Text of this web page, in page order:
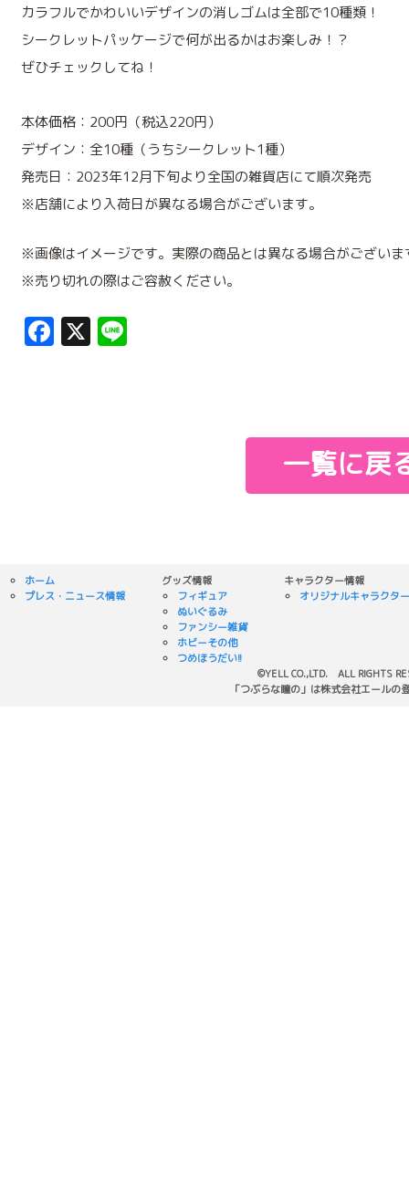
カラフルでかわいいデザインの消しゴムは全部で10種類！
シークレットパッケージで何が出るかはお楽しみ！？
ぜひチェックしてね！
本体価格：200円（税込220円）
デザイン：全10種（うちシークレット1種）
発売日：2023年12月下旬より全国の雑貨店にて順次発売
※店舗により入荷日が異なる場合がございます。
※画像はイメージです。実際の商品とは異なる場合がございま
※売り切れの際はご容赦ください。
Facebook
X Line
一覧に戻
ホーム
プレス・ニュース情報
グッズ情報
フィギュア
ぬいぐるみ
ファンシー雑貨
ホビーその他
つめほうだい!!
キャラクター情報
オリジナルキャラクター
©YELL CO.,LTD. ALL RIGHTS
「つぶらな瞳の」は株式会社エールの